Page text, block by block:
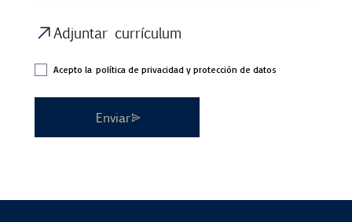
Adjuntar currículum
Acepto la política de privacidad y protección de datos
Enviar